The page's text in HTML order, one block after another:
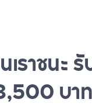
เราชนะ รั
บา